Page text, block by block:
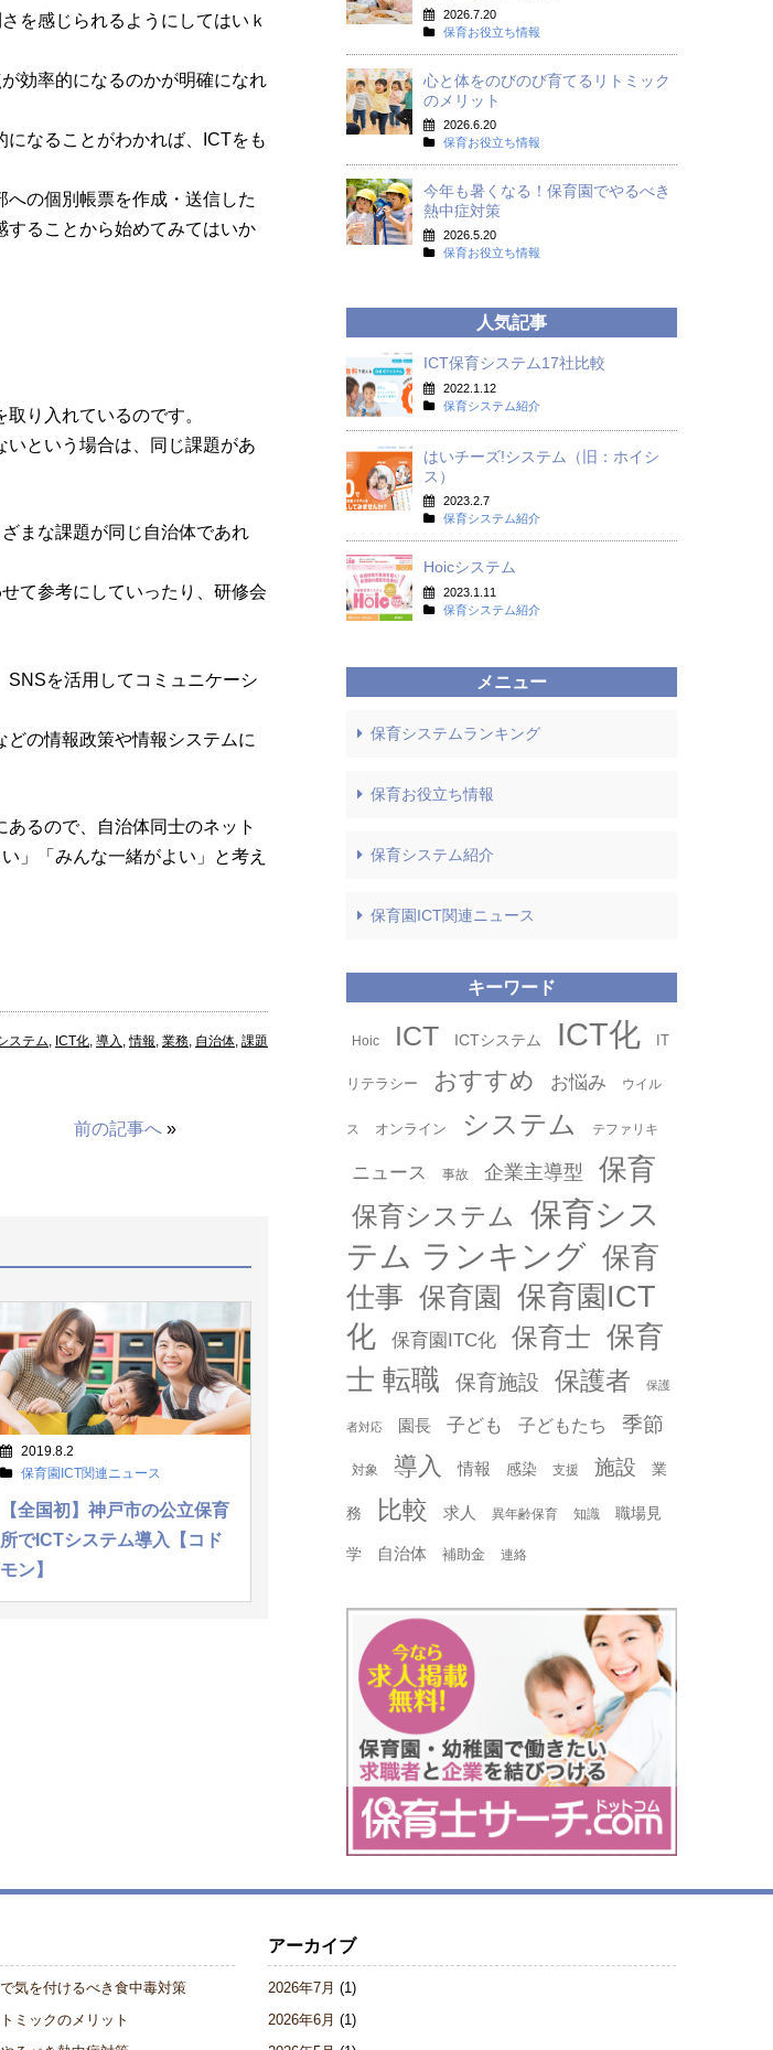
を感じられるようにしてはいｋ
効率的になるのかが明確になれ
なることがわかれば、ICTをも
の個別帳票を作成・送信した
することから始めてみてはいか
り入れているのです。
という場合は、同じ課題があ
まな課題が同じ自治体であれ
て参考にしていったり、研修会
SNSを活用してコミュニケーシ
の情報政策や情報システムに
るので、自治体同士のネット
」「みんな一緒がよい」と考え
ステム, ICT化, 導入 ,情報, 業務, 自治体, 課題
前の記事へ»
2019.8.2
保育園ICT関連ニュース
【全国初】神戸市の公立保育
所でICTシステム導入【コド
モン】
2026.7.20
保育お役立ち情報
心と体をのびのび育てるリトミック
のメリット
2026.6.20
保育お役立ち情報
今年も暑くなる！保育園でやるべき
熱中症対策
2026.5.20
保育お役立ち情報
人気記事
ICT保育システム17社比較
2022.1.12
保育システム紹介
はいチーズ!システム（旧：ホイシ
ス）
2023.2.7
保育システム紹介
Hoicシステム
2023.1.11
保育システム紹介
メニュー
保育システムランキング
保育お役立ち情報
保育システム紹介
保育園ICT関連ニュース
キーワード
Hoic ICT ICTシステム ICT化 IT
リテラシー おすすめ お悩み ウイル
ス オンライン システム テファリキ
ニュース 事故 企業主導型 保育
保育システム
保育シス
テム ランキング 保育
仕事 保育園
保育園ICT
化
保育園ITC化 保育士 保育
士 転職
保育施設 保護者 保護
者対応 園長 子ども 子どもたち 季節
対象 導入 情報 感染 支援 施設 業
務 比較 求人 異年齢保育 知識 職場見
学 自治体 補助金 連絡
気を付けるべき食中毒対策
ミックのメリット
アーカイブ
2026年7月 (1)
2026年6月 (1)